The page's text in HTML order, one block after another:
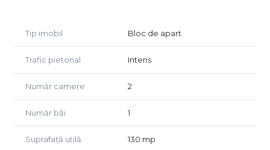
- Curent trifazic
- Spațiu luminos, renovat recent
- Acces facil și expunere excelentă
Potrivit pentru magazin, showroom, cabinet medical,
de servicii.
Disponibilitate: imediata
Tip imobil Bloc de apart.
Trafic pietonal Intens
Număr camere 2
Număr băi 1
Suprafață utilă 130 mp